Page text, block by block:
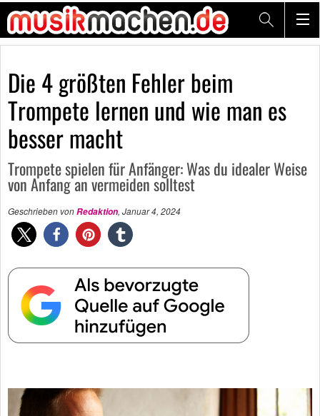
Die 4 größten Fehler beim
Trompete lernen und wie man es
besser macht
Trompete spielen für Anfänger: Was du idealer Weise
von Anfang an vermeiden solltest
Geschrieben vonRedaktion, Januar 4, 2024